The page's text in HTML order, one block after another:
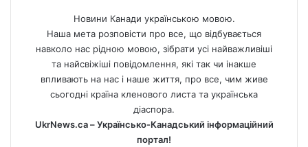
Новини Канади українською мовою.
Наша мета розповісти про все, що відбувається
навколо нас рідною мовою, зібрати усі найважливіші
та найсвіжіші повідомлення, які так чи інакше
впливають на нас і наше життя, про все, чим живе
сьогодні країна кленового листа та українська
діаспора.
UkrNews.ca – Українсько-Канадський інформаційний
портал!